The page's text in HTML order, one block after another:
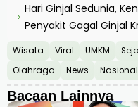
›
Hari Ginjal Sedunia,
Penyakit Gagal Ginjal
Wisata Viral UMKM
Olahraga
News Nasional
Bacaan Lainnya